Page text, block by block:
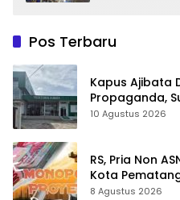
Pos Terbaru
Kapus Ajibata
Propaganda,
Harmonis
10 Agustus 2026
RS, Pria Non
Kota
Proyek ke
8 Agustus 2026